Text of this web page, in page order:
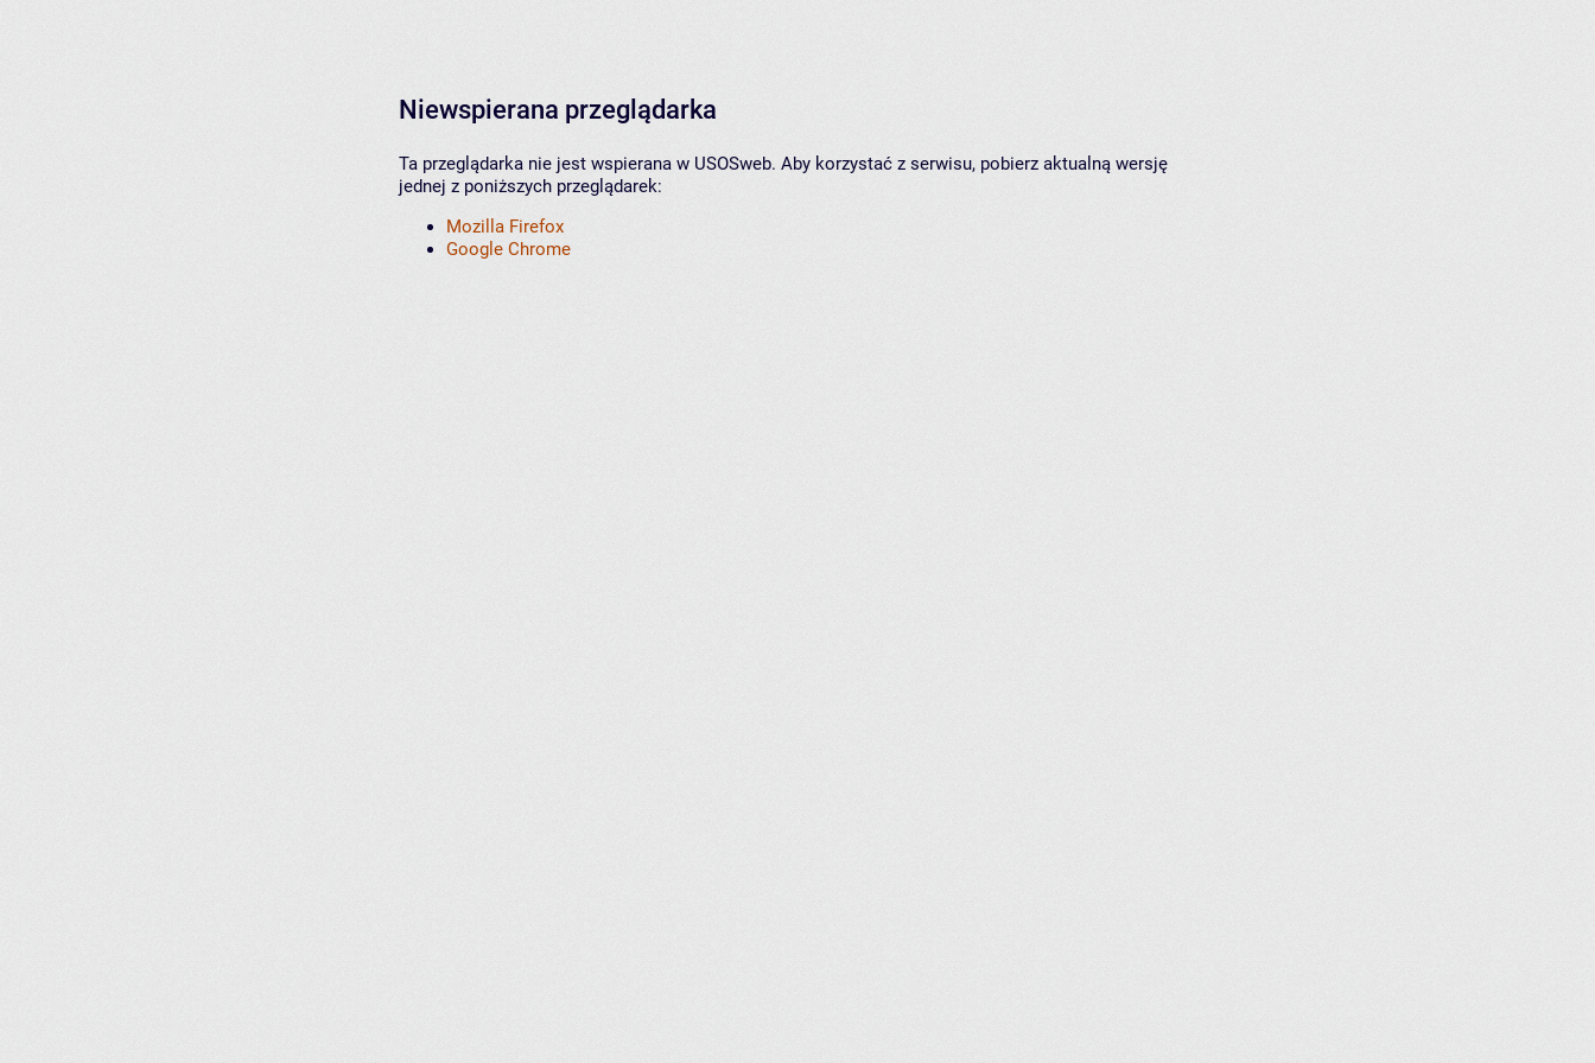
Niewspierana przeglądarka
Ta przeglądarka nie jest wspierana w USOSweb. Aby korzystać z serwisu, pobierz aktualną wersję
jednej z poniższych przeglądarek:
Mozilla Firefox
Google Chrome